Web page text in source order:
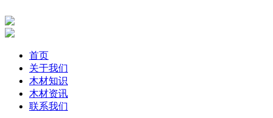
首页
关于我们
木材知识
木材资讯
联系我们